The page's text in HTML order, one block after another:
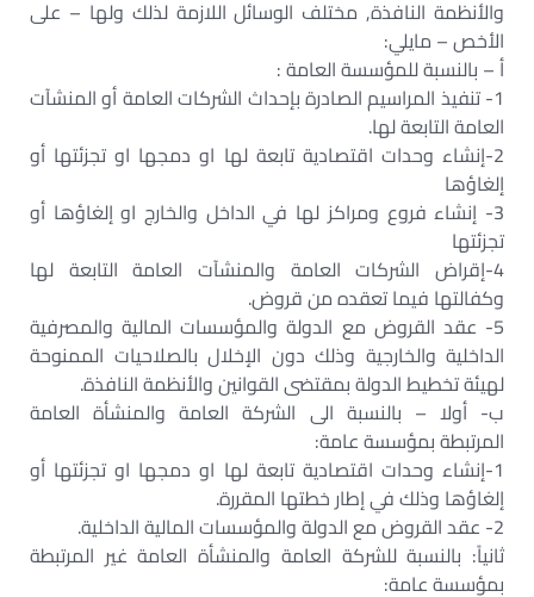
والأنظمة النافذة, مختلف الوسائل اللازمة لذلك ولها – على
الأخص – مايلي:‏
أ – بالنسبة للمؤسسة العامة :‏
1- تنفيذ المراسيم الصادرة بإحداث الشركات العامة أو المنشآت
العامة التابعة لها.‏
2-إنشاء وحدات اقتصادية تابعة لها او دمجها او تجزئتها أو
إلغاؤها‏
3- إنشاء فروع ومراكز لها في الداخل والخارج او إلغاؤها أو
تجزئتها‏
4-إقراض الشركات العامة والمنشآت العامة التابعة لها
وكفالتها فيما تعقده من قروض.‏
5- عقد القروض مع الدولة والمؤسسات المالية والمصرفية
الداخلية والخارجية وذلك دون الإخلال بالصلاحيات الممنوحة
لهيئة تخطيط الدولة بمقتضى القوانين والأنظمة النافذة.‏
ب- أولا – بالنسبة الى الشركة العامة والمنشأة العامة
المرتبطة بمؤسسة عامة:‏
1-إنشاء وحدات اقتصادية تابعة لها او دمجها او تجزئتها أو
إلغاؤها وذلك في إطار خطتها المقررة.‏
2- عقد القروض مع الدولة والمؤسسات المالية الداخلية.‏
ثانياً: بالنسبة للشركة العامة والمنشأة العامة غير المرتبطة
بمؤسسة عامة:‏